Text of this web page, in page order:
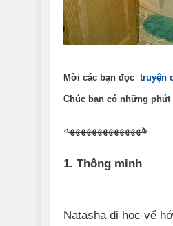
Mời các bạn đọc truyện
Chúc bạn có những
ههههههههههههههه
1. Thông minh
Natasha đi học vể